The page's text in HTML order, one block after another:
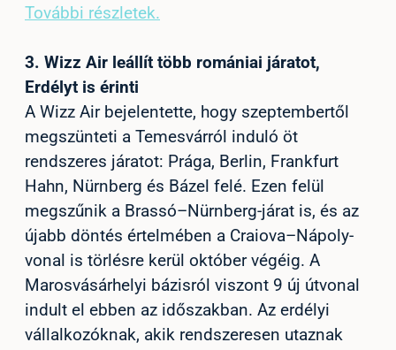
További részletek.
3. Wizz Air leállít több romániai járatot,
Erdélyt is érinti
A Wizz Air bejelentette, hogy szeptembertől
megszünteti a Temesvárról induló öt
rendszeres járatot: Prága, Berlin, Frankfurt
Hahn, Nürnberg és Bázel felé. Ezen felül
megszűnik a Brassó–Nürnberg-járat is, és az
újabb döntés értelmében a Craiova–Nápoly-
vonal is törlésre kerül október végéig. A
Marosvásárhelyi bázisról viszont 9 új útvonal
indult el ebben az időszakban. Az erdélyi
vállalkozóknak, akik rendszeresen utaznak